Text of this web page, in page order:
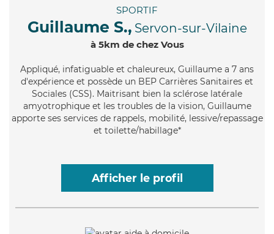
SPORTIF
Guillaume S., Servon-sur-Vilaine
à 5km de chez Vous
Appliqué, infatiguable et chaleureux, Guillaume a 7 ans
d'expérience et possède un BEP Carrières Sanitaires et
Sociales (CSS). Maitrisant bien la sclérose latérale
amyotrophique et les troubles de la vision, Guillaume
apporte ses services de rappels, mobilité, lessive/repassage
et toilette/habillage*
Afficher le profil